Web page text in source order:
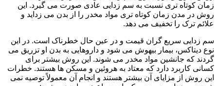
زمان کوتاه تری نسبت به سم زدایی عادی صورت می گیرد. این
روش در مدن زمان کوتاه تری مواد مخدر را از بدن می زداید و
علائم ترک را تخفیف می دهد.
سم زدایی سریع گران قیمت و در عین حال خطرناک است. در این
نوع دیتاکس، بیمار بیهوش می شود و داروهایی به بدن او تزریق می
گردند که جانشین مواد مخدر می شوند. این روش بیشتر برای
کسانی کاربرد دارد که معتاد به هروئین و مسکن ها هستند. خطرات
این روش از مزایای آن بیشتر هستند و انجام آن معمولاً توصیه نمی